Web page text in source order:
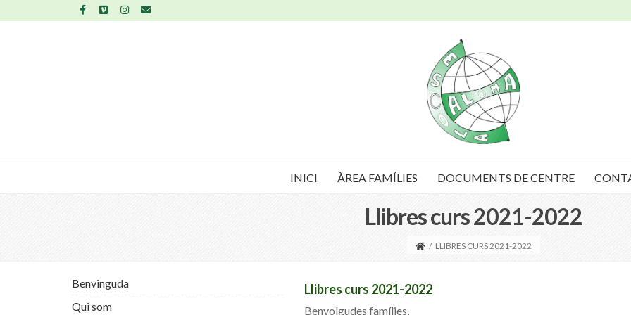
INICI ÀREA FAMÍLIES DOCUMENTS DE CENTRE
Llibres curs 2021-2022
/ LLIBRES CURS 2021-2022
Llibres curs 2021-2022
Benvolgudes famílies,
Benvinguda
Qui som